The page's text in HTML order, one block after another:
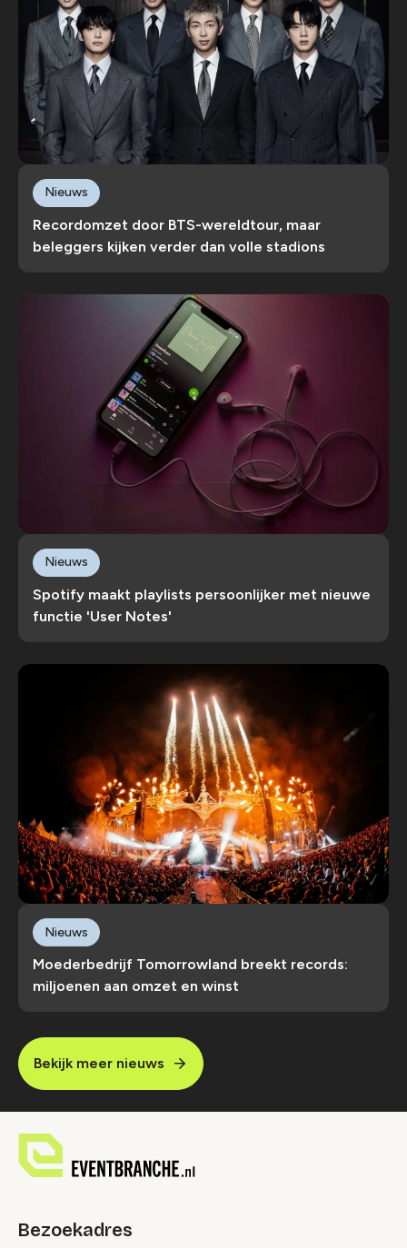
Recordomzet door BTS-wereldtour, maar
beleggers kijken verder dan volle stadions
Nieuws
Spotify maakt playlists persoonlijker met nieuwe
functie 'User Notes'
Nieuws
Moederbedrijf Tomorrowland breekt records:
miljoenen aan omzet en winst
Nieuws
Bekijk meer nieuws
Bezoekadres